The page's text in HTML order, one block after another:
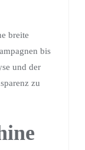
breite
bis
und der
zu